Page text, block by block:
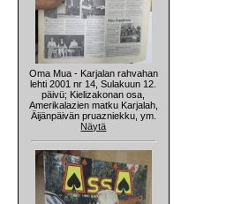
Oma Mua - Karjalan rahvahan
lehti 2001 nr 14, Sulakuun 12.
päivü; Kielizakonan osa,
Amerikalazien matku Karjalah,
Äijänpäivän pruazniekku, ym.
Näytä